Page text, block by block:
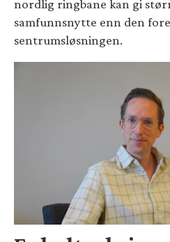
nordlig ringbane kan gi
samfunnsnytte enn den
sentrumsløsningen.